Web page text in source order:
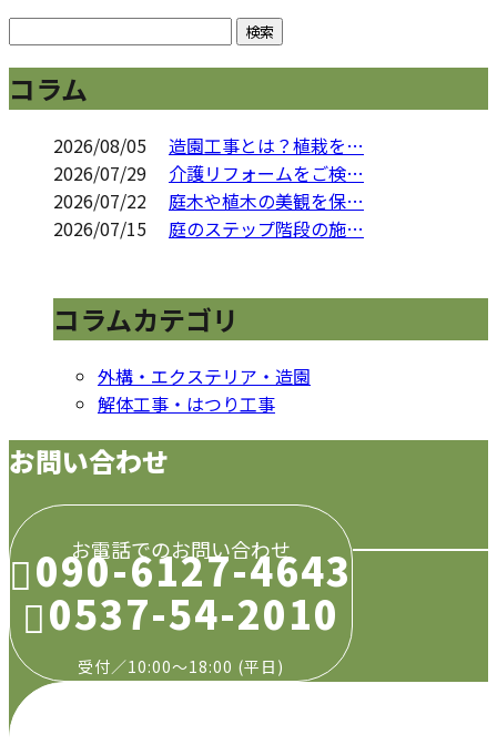
コラム
2026/08/05
造園工事とは？植栽を…
2026/07/29
介護リフォームをご検…
2026/07/22
庭木や植木の美観を保…
2026/07/15
庭のステップ階段の施…
コラムカテゴリ
外構・エクステリア・造園
解体工事・はつり工事
お問い合わせ
お電話でのお問い合わせ
090-6127-4643
0537-54-2010
受付／10:00～18:00 (平日)